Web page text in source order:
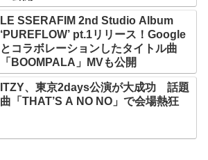
LE SSERAFIM 2nd Studio Album
‘PUREFLOW’ pt.1リリース！Google
とコラボレーションしたタイトル曲
「BOOMPALA」MVも公開
ITZY、東京2days公演が大成功 話題
曲「THAT’S A NO NO」で会場熱狂